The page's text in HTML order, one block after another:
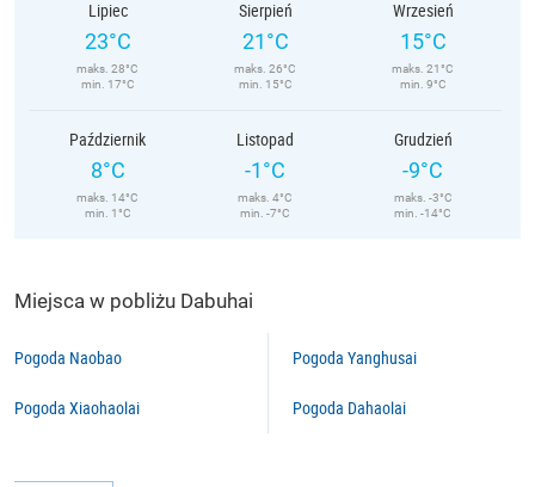
Lipiec
23°C
maks. 28°C
min. 17°C
Sierpień
21°C
maks. 26°C
min. 15°C
Wrzesień
15°C
maks. 21°C
min. 9°C
Październik
8°C
maks. 14°C
min. 1°C
Listopad
-1°C
maks. 4°C
min. -7°C
Grudzień
-9°C
maks. -3°C
min. -14°C
Miejsca w pobliżu Dabuhai
Pogoda Naobao
Pogoda Xiaohaolai
Pogoda Yanghusai
Pogoda Dahaolai